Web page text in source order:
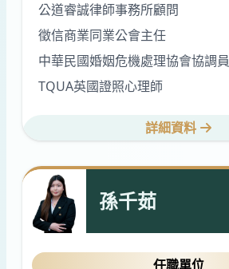
公道睿誠律師事務所顧問
徵信商業同業公會主任
中華民國婚姻危機處理協會協調員
TQUA英國證照心理師
詳細資料
孫千茹
任職單位